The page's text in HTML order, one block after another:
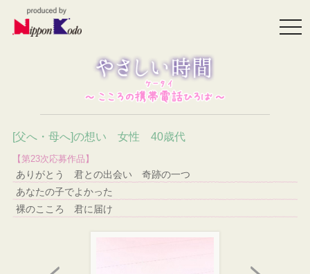
[父へ・母へ]の想い 女性 40歳代
【第23次応募作品】
ありがとう 君との出会い 奇跡の一つ
あなたの子でよかった
裸のこころ 君に届け